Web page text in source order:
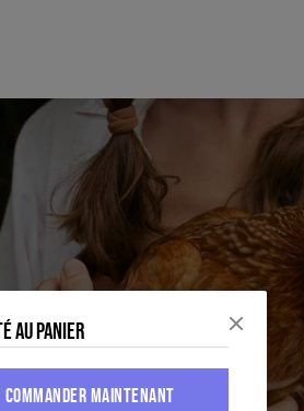
au panier
COMMANDER MAINTENANT